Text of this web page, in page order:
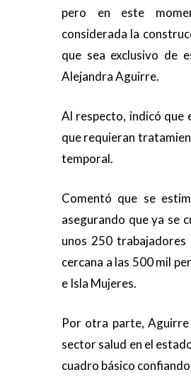
pero en este
considerada la
que sea exclusivo de
Alejandra Aguirre.
Al respecto, indicó que
que requieran
temporal.
Comentó que se
asegurando que ya se
unos 250
cercana a las 500 mil
e Isla Mujeres.
Por otra parte, Aguirre
sector salud en el
cuadro básico